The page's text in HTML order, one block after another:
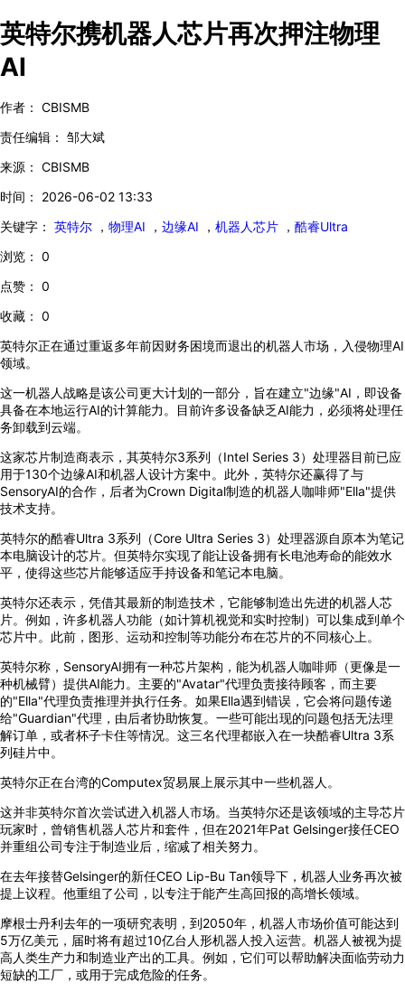
英特尔携机器人芯片再次押注物理
AI
作者： CBISMB
责任编辑： 邹大斌
来源： CBISMB
时间： 2026-06-02 13:33
关键字： 英特尔 ， 物理AI ， 边缘AI ， 机器人芯片 ， 酷睿Ultra
浏览： 0
点赞： 0
收藏： 0
英特尔正在通过重返多年前因财务困境而退出的机器人市场，入侵物理AI
领域。
这一机器人战略是该公司更大计划的一部分，旨在建立"边缘"AI，即设备
具备在本地运行AI的计算能力。目前许多设备缺乏AI能力，必须将处理任
务卸载到云端。
这家芯片制造商表示，其英特尔3系列（Intel Series 3）处理器目前已应
用于130个边缘AI和机器人设计方案中。此外，英特尔还赢得了与
SensoryAI的合作，后者为Crown Digital制造的机器人咖啡师"Ella"提供
技术支持。
英特尔的酷睿Ultra 3系列（Core Ultra Series 3）处理器源自原本为笔记
本电脑设计的芯片。但英特尔实现了能让设备拥有长电池寿命的能效水
平，使得这些芯片能够适应手持设备和笔记本电脑。
英特尔还表示，凭借其最新的制造技术，它能够制造出先进的机器人芯
片。例如，许多机器人功能（如计算机视觉和实时控制）可以集成到单个
芯片中。此前，图形、运动和控制等功能分布在芯片的不同核心上。
英特尔称，SensoryAI拥有一种芯片架构，能为机器人咖啡师（更像是一
种机械臂）提供AI能力。主要的"Avatar"代理负责接待顾客，而主要
的"Ella"代理负责推理并执行任务。如果Ella遇到错误，它会将问题传递
给"Guardian"代理，由后者协助恢复。一些可能出现的问题包括无法理
解订单，或者杯子卡住等情况。这三名代理都嵌入在一块酷睿Ultra 3系
列硅片中。
英特尔正在台湾的Computex贸易展上展示其中一些机器人。
这并非英特尔首次尝试进入机器人市场。当英特尔还是该领域的主导芯片
玩家时，曾销售机器人芯片和套件，但在2021年Pat Gelsinger接任CEO
并重组公司专注于制造业后，缩减了相关努力。
在去年接替Gelsinger的新任CEO Lip-Bu Tan领导下，机器人业务再次被
提上议程。他重组了公司，以专注于能产生高回报的高增长领域。
摩根士丹利去年的一项研究表明，到2050年，机器人市场价值可能达到
5万亿美元，届时将有超过10亿台人形机器人投入运营。机器人被视为提
高人类生产力和制造业产出的工具。例如，它们可以帮助解决面临劳动力
短缺的工厂，或用于完成危险的任务。